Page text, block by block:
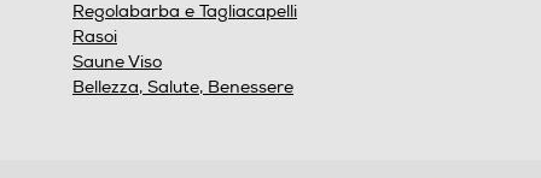
Regolabarba e Tagliacapelli
Rasoi
Saune Viso
Bellezza, Salute, Benessere